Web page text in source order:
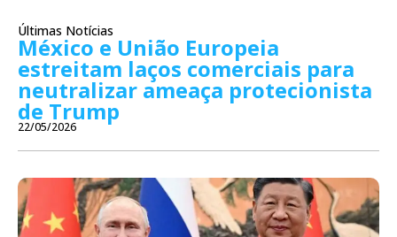
Últimas Notícias
México e União Europeia
estreitam laços comerciais para
neutralizar ameaça protecionista
de Trump
22/05/2026